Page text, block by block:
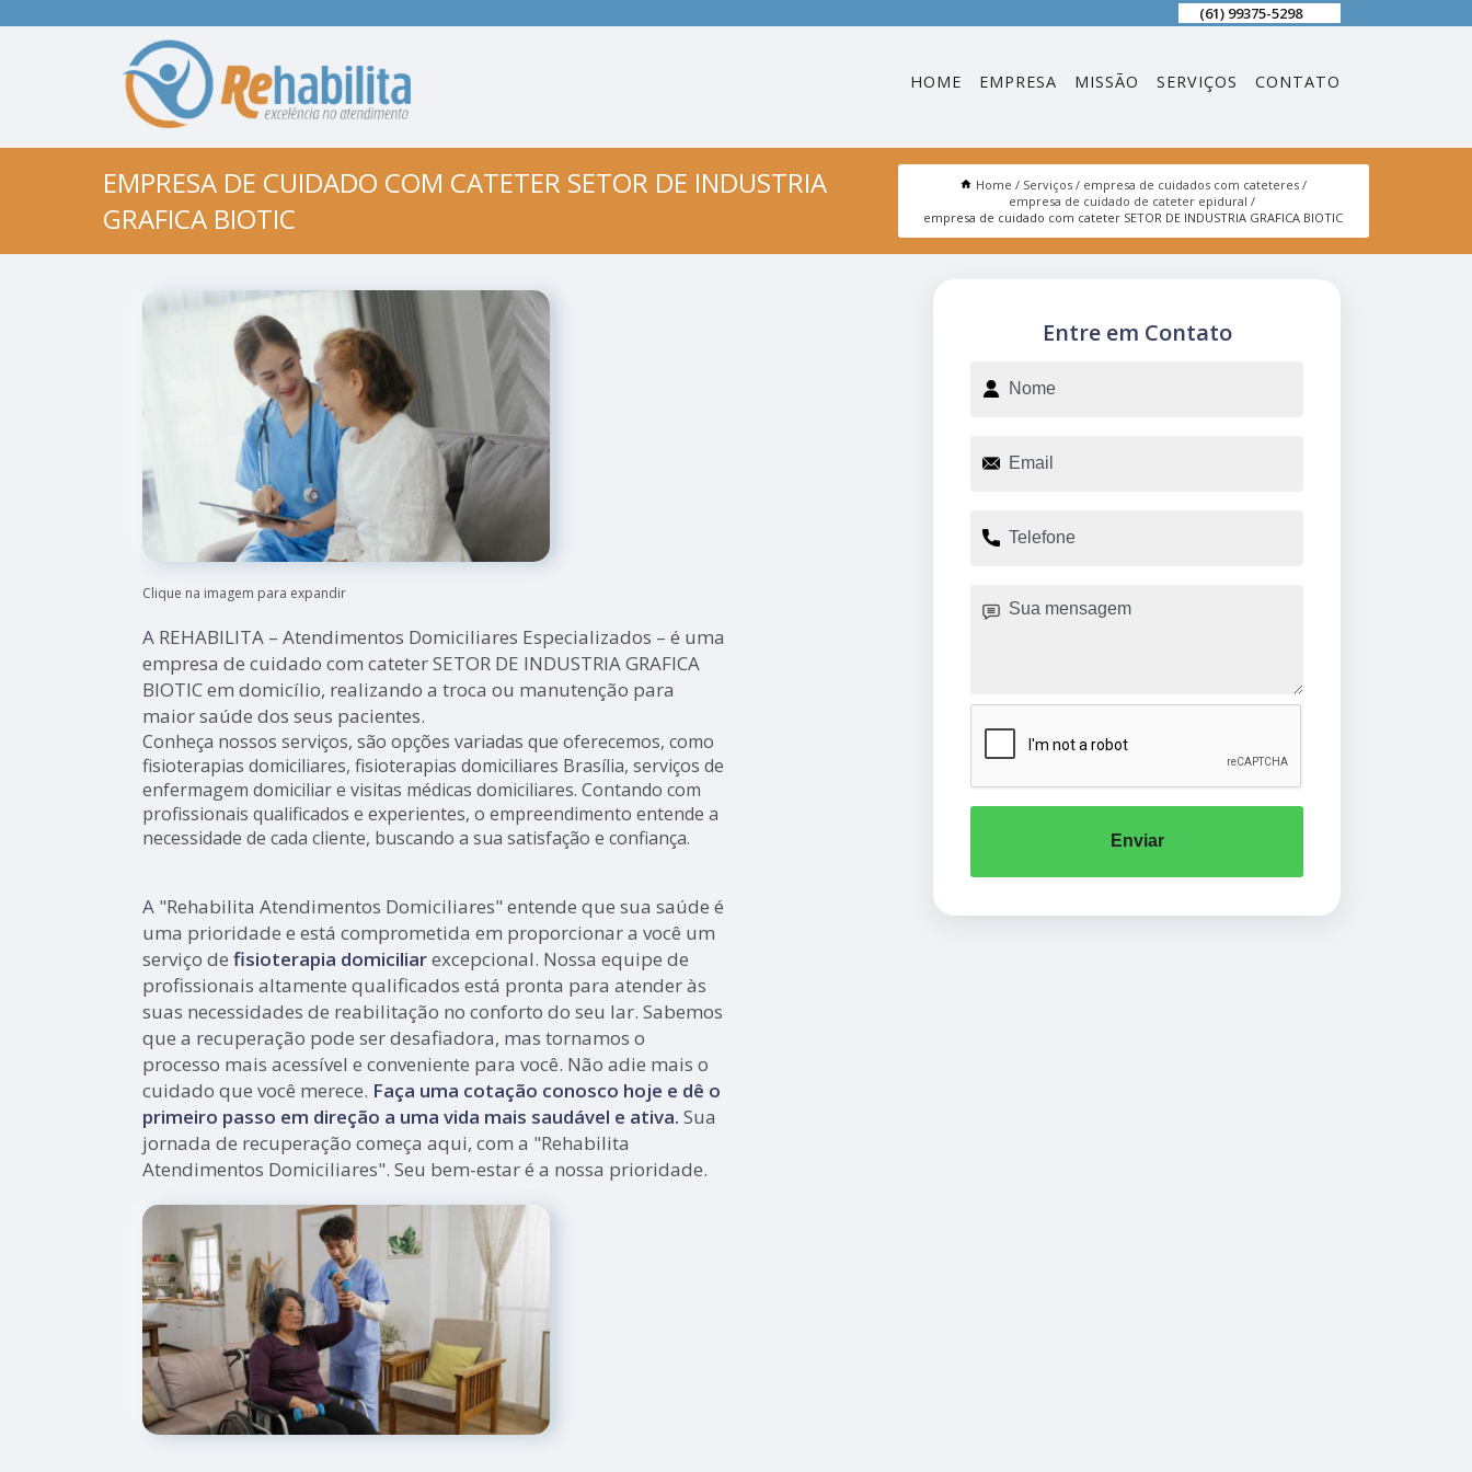
(61) 99375-5298
HOME EMPRESA MISSÃO SERVIÇOS CONTATO
EMPRESA DE CUIDADO COM CATETER SETOR DE INDUSTRIA
GRAFICA BIOTIC
Home Serviços
empresa de cuidados com cateteres
empresa de cuidado de cateter epidural
empresa de cuidado com cateter SETOR DE INDUSTRIA GRAFICA BIOTIC
Clique na imagem para expandir
A REHABILITA – Atendimentos Domiciliares Especializados – é uma
empresa de cuidado com cateter SETOR DE INDUSTRIA GRAFICA
BIOTIC em domicílio, realizando a troca ou manutenção para
maior saúde dos seus pacientes.
Conheça nossos serviços, são opções variadas que oferecemos, como
fisioterapias domiciliares, fisioterapias domiciliares Brasília, serviços de
enfermagem domiciliar e visitas médicas domiciliares. Contando com
profissionais qualificados e experientes, o empreendimento entende a
necessidade de cada cliente, buscando a sua satisfação e confiança.
A "Rehabilita Atendimentos Domiciliares" entende que sua saúde é
uma prioridade e está comprometida em proporcionar a você um
serviço de fisioterapia domiciliarexcepcional. Nossa equipe de
profissionais altamente qualificados está pronta para atender às
suas necessidades de reabilitação no conforto do seu lar. Sabemos
que a recuperação pode ser desafiadora, mas tornamos o
processo mais acessível e conveniente para você. Não adie mais o
cuidado que você merece. Faça uma cotação conosco hoje e dê o
primeiro passo em direção a uma vida mais saudável e ativa. Sua
jornada de recuperação começa aqui, com a "Rehabilita
Atendimentos Domiciliares". Seu bem-estar é a nossa prioridade.
Entre em Contato
Enviar